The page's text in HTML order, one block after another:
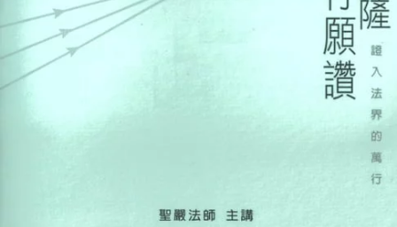
男裝 情趣用品